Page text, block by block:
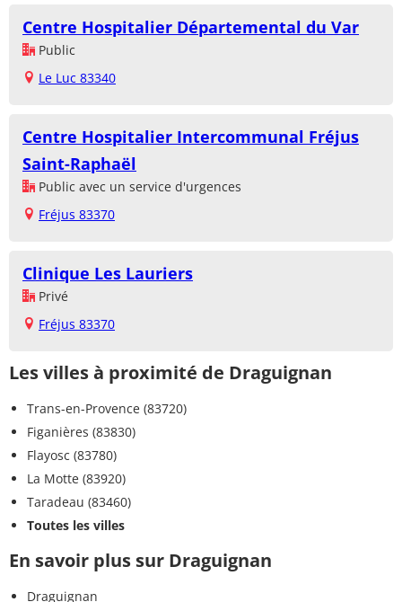
Centre Hospitalier Départemental du Var
Public
Le Luc 83340
Centre Hospitalier Intercommunal Fréjus
Saint-Raphaël
Public avec un service d'urgences
Fréjus 83370
Clinique Les Lauriers
Privé
Fréjus 83370
Les villes à proximité de Draguignan
Trans-en-Provence (83720)
Figanières (83830)
Flayosc (83780)
La Motte (83920)
Taradeau (83460)
Toutes les villes
En savoir plus sur Draguignan
Draguignan